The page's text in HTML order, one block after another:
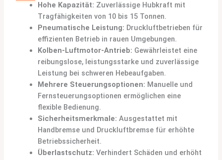
Hohe Kapazität: Zuverlässige Hubkraft mit
Tragfähigkeiten von 10 bis 15 Tonnen.
Pneumatische Leistung: Druckluftbetrieben für
effizienten Betrieb in rauen Umgebungen.
Kolben-Luftmotor-Antrieb: Gewährleistet eine
reibungslose, leistungsstarke und zuverlässige
Leistung bei schweren Hebeaufgaben.
Mehrere Steuerungsoptionen: Manuelle und
Fernsteuerungsoptionen ermöglichen eine
flexible Bedienung.
Sicherheitsmerkmale: Ausgestattet mit
Handbremse und Druckluftbremse für erhöhte
Betriebssicherheit.
Überlastschutz: Verhindert Schäden und erhöht